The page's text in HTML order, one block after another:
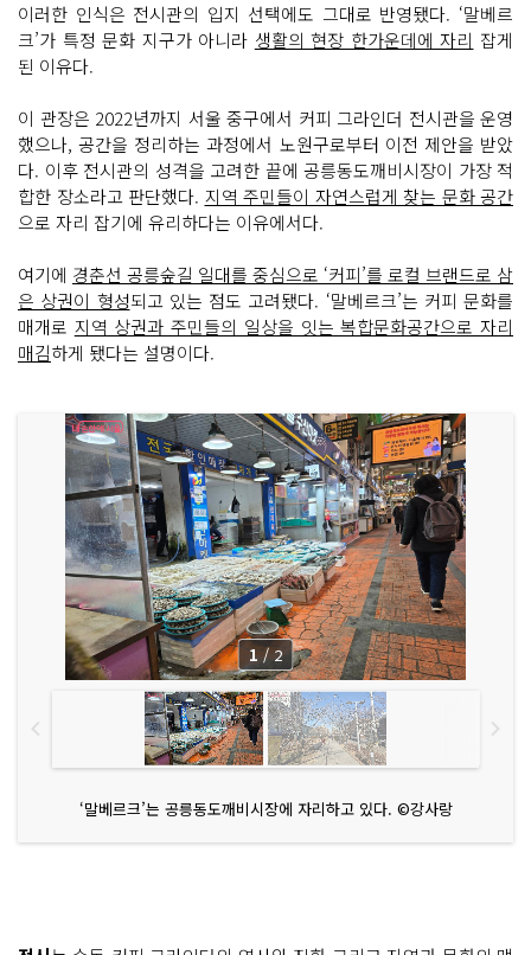
이러한 인식은 전시관의 입지 선택에도 그대로 반영됐다. ‘말베르
크’가 특정 문화 지구가 아니라 생활의 현장 한가운데에 자리 잡게
된 이유다.
이 관장은 2022년까지 서울 중구에서 커피 그라인더 전시관을 운영
했으나, 공간을 정리하는 과정에서 노원구로부터 이전 제안을 받았
다. 이후 전시관의 성격을 고려한 끝에 공릉동도깨비시장이 가장 적
합한 장소라고 판단했다. 지역 주민들이 자연스럽게 찾는 문화 공간
으로 자리 잡기에 유리하다는 이유에서다.
여기에 경춘선 공릉숲길 일대를 중심으로 ‘커피’를 로컬 브랜드로 삼
은 상권이 형성되고 있는 점도 고려됐다. ‘말베르크’는 커피 문화를
매개로 지역 상권과 주민들의 일상을 잇는 복합문화공간으로 자리
매김하게 됐다는 설명이다.
‘말베르크’는 공릉동도깨비시장에 자리하고 있다. ©강사랑
1 / 2